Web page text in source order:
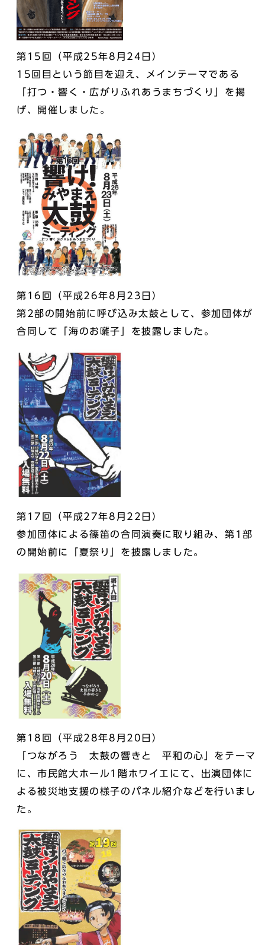
第15回（平成25年8月24日）
15回目という節目を迎え、メインテーマである
「打つ・響く・広がりふれあうまちづくり」を掲
げ、開催しました。
第16回（平成26年8月23日）
第2部の開始前に呼び込み太鼓として、参加団体が
合同して「海のお囃子」を披露しました。
第17回（平成27年8月22日）
参加団体による篠笛の合同演奏に取り組み、第1部
の開始前に「夏祭り」を披露しました。
第18回（平成28年8月20日）
「つながろう 太鼓の響きと 平和の心」をテーマ
に、市民館大ホール1階ホワイエにて、出演団体に
よる被災地支援の様子のパネル紹介などを行いまし
た。